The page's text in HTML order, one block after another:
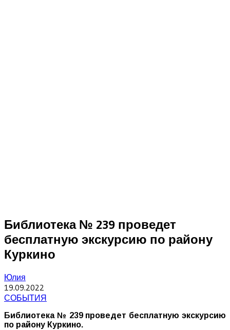
Библиотека № 239 проведет
бесплатную экскурсию по району
Куркино
Юлия
19.09.2022
СОБЫТИЯ
Библиотека № 239 проведет бесплатную экскурсию
по району Куркино.